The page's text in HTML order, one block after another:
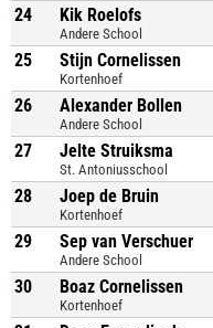
24 Kik Roelofs
Andere School
25 Stijn Cornelissen
Kortenhoef
26 Alexander Bollen
Andere School
27 Jelte Struiksma
St. Antoniusschool
28 Joep de Bruin
Kortenhoef
29 Sep van Verschuer
Andere School
30 Boaz Cornelissen
Kortenhoef